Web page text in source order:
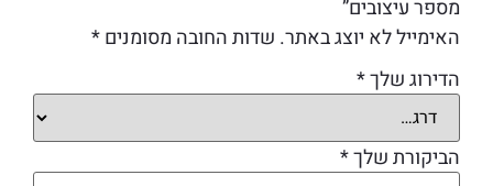
מספר עיצובים”
האימייל לא יוצג באתר. שדות החובה מסומנים*
הדירוג שלך*
הביקורת שלך*